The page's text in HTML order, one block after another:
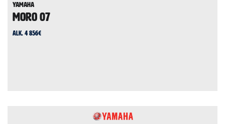
Yamaha
Moro 07
alk. 4 856€